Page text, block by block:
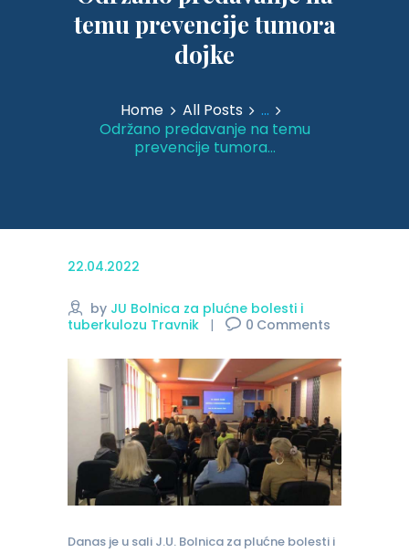
temu prevencije tumora
dojke
Home All Posts
...
Održano predavanje na temu
prevencije tumora...
22.04.2022
by JU Bolnica za plućne bolesti i
tuberkulozu Travnik
0 Comments
Danas je u sali J.U. Bolnica za plućne bolesti i